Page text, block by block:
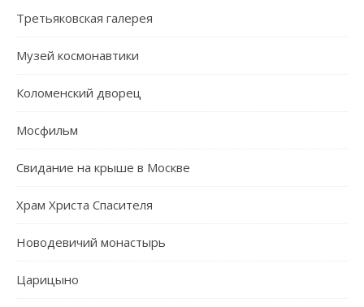
Третьяковская галерея
Музей космонавтики
Коломенский дворец
Мосфильм
Свидание на крыше в Москве
Храм Христа Спасителя
Новодевичий монастырь
Царицыно